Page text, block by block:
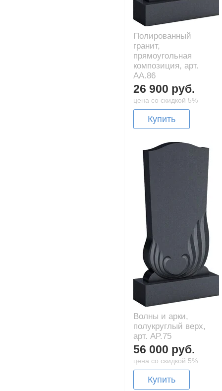
Полированный
гранит,
прямоугольная
композиция, арт.
AA.86
26 900 руб.
цена со скидкой 5%
Купить
Волны и арки,
полукруглый верх,
арт. AP.75
56 000 руб.
цена со скидкой 5%
Купить